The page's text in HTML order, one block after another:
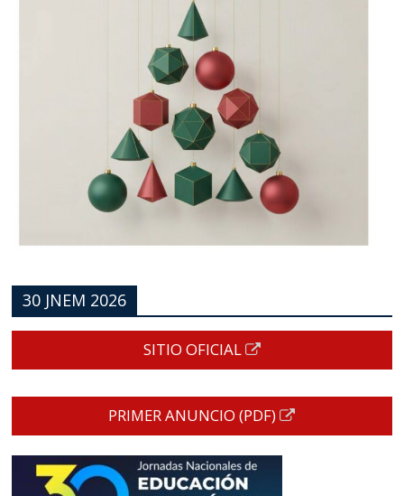
30 JNEM 2026
SITIO OFICIAL
PRIMER ANUNCIO (PDF)